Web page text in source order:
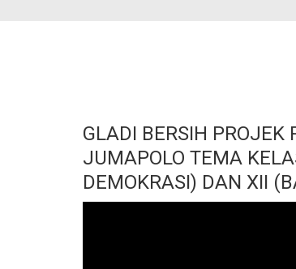
GLADI BERSIH
JUMAPOLO TEMA
DEMOKRASI) DAN XII